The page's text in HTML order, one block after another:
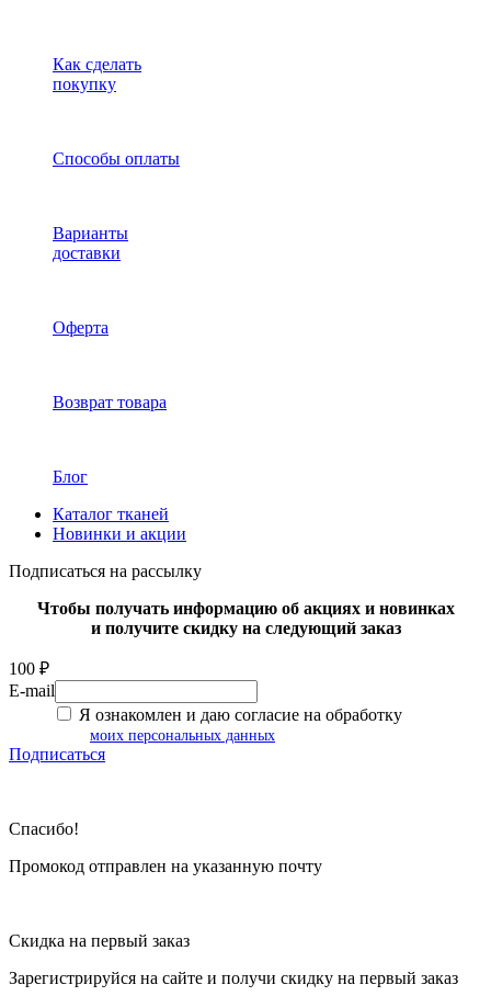
Как сделать
покупку
Способы оплаты
Варианты
доставки
Оферта
Возврат товара
Блог
Каталог тканей
Новинки и акции
Подписаться на рассылку
Чтобы получать информацию об акциях и новинках
и получите скидку на следующий заказ
100 ₽
E-mail
Я ознакомлен и даю согласие на обработку
моих персональных данных
Подписаться
Спасибо!
Промокод отправлен на указанную почту
Скидка на первый заказ
Зарегистрируйся на сайте и получи скидку на первый заказ